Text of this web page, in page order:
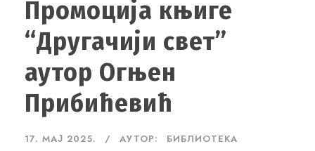
Промоција књиге
“Другачији свет”
аутор Огњен
Прибићевић
17. МАЈ 2025. АУТОР:
БИБЛИОТЕКА